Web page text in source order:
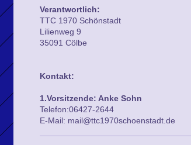
Verantwortlich:
TTC 1970 Schönstadt
Lilienweg 9
35091 Cölbe
Kontakt:
1.Vorsitzende: Anke Sohn
Telefon:06427-2644
E-Mail: mail@ttc1970schoenstadt.de